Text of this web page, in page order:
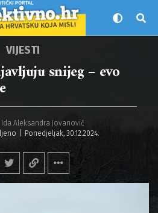
VIJESTI
snijeg – evo
Ida Aleksandra Jovanović
Ponedjeljak, 30.12.2024.